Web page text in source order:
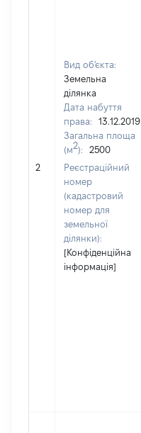
2
Вид об'єкта:
Земельна
ділянка
Дата набуття
права:
13.12.2019
Загальна площа
(м2):
2500
Реєстраційний
номер
(кадастровий
номер для
земельної
ділянки):
[Конфіденційна
інформація]